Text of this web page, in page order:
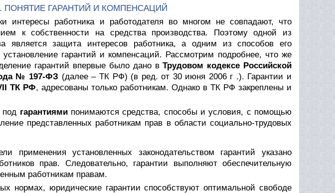
ПОНЯТИЕ ГАРАНТИЙ И КОМПЕНСАЦИЙ
интересы работника и работодателя во многом не совпадают, что
к собственности на средства производства. Поэтому одной из
является защита интересов работника, а одним из способов его
установление гарантий и компенсаций. Рассмотрим подробнее, что же
гарантий впервые было дано вТрудовом кодексе Российской
№ 197-ФЗ (далее – ТК РФ) (в ред. от 30 июня 2006 г .). Гарантии и
ТК РФ, адресованы только работникам. Однако в ТК РФ закреплены и
под гарантиямипонимаются средства, способы и условия, с помощью
представленных работникам прав в области социально-трудовых
применения установленных законодательством гарантий указано
прав. Следовательно, гарантии выполняют обеспечительную
работникам правам.
нормах, юридические гарантии способствуют оптимальной свободе